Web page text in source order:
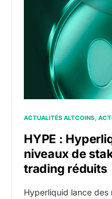
ACTUALITÉS ALTCOINS
HYPE :
niveaux de
trading réduits
Hyperliquid lance